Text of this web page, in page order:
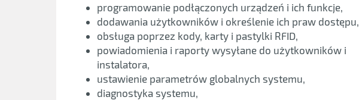
programowanie podłączonych urządzeń i ich funkcje,
dodawania użytkowników i określenie ich praw dostępu,
obsługa poprzez kody, karty i pastylki RFID,
powiadomienia i raporty wysyłane do użytkowników i
instalatora,
ustawienie parametrów globalnych systemu,
diagnostyka systemu,